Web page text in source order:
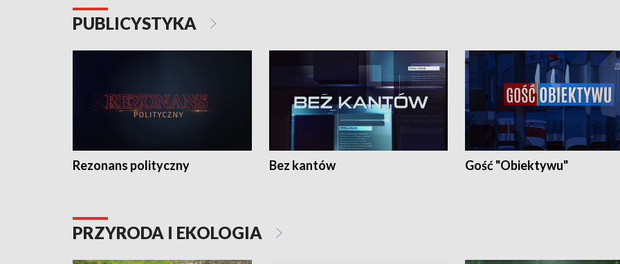
PUBLICYSTYKA
Rezonans polityczny Bez kantów Gość "Obiektywu"
PRZYRODA I EKOLOGIA